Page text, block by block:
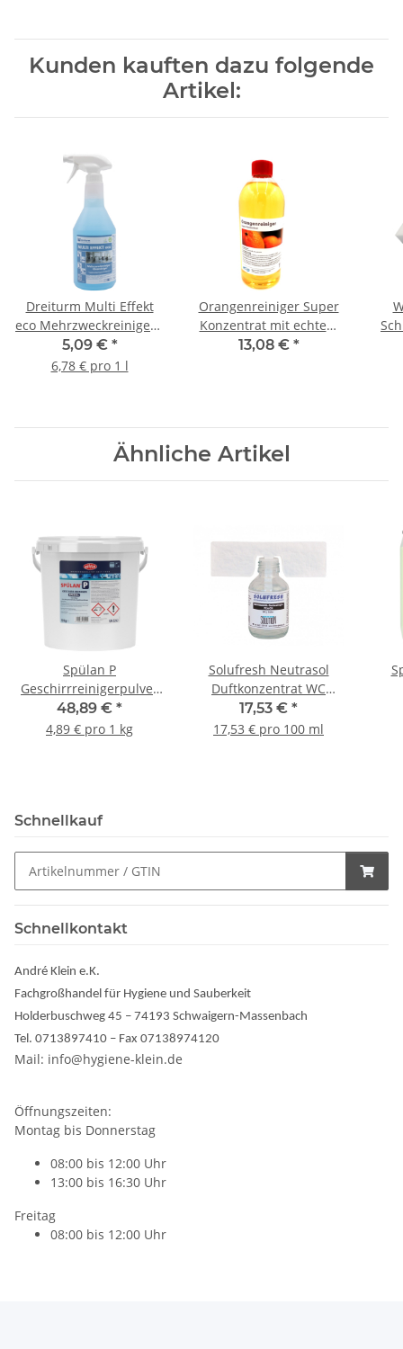
Kunden kauften dazu folgende
Artikel:
Dreiturm Multi Effekt
eco Mehrzweckreiniger /
Glasreiniger 750ml
Sprühflasche
5,09 € *
6,78 € pro 1 l
Orangenreiniger Super
Konzentrat mit echtem
ätherischem Orangenöl
13,08 € *
Ähnliche Artikel
Spülan P
Geschirrreinigerpulver
spezial 10 kg/Eimer
48,89 € *
4,89 € pro 1 kg
Solufresh Neutrasol
Duftkonzentrat WC
Peach 100ml
(Einsatzbereich WC )
17,53 € *
17,53 € pro 100 ml
Schnellkauf
Schnellkontakt
André Klein e.K.
Fachgroßhandel für Hygiene und Sauberkeit
Holderbuschweg 45 – 74193 Schwaigern-Massenbach
Tel. 0713897410 – Fax 07138974120
Mail: info@hygiene-klein.de
Öffnungszeiten:
Montag bis Donnerstag
08:00 bis 12:00 Uhr
13:00 bis 16:30 Uhr
Freitag
08:00 bis 12:00 Uhr